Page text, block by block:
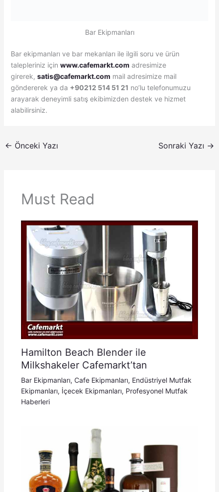
Bar Ekipmanları
Bar ekipmanları ve bar mekanları ile ilgili soru ve ürün
talepleriniz için www.cafemarkt.com adresimize
girerek, satis@cafemarkt.com mail adresimize mail
göndererek ya da +90212 514 51 21 no’lu telefonumuzu
arayarak deneyimli satış ekibimizden destek ve hizmet
alabilirsiniz.
← Önceki Yazı Sonraki Yazı →
Must Read
Hamilton Beach Blender ile
Milkshakeler Cafemarkt’tan
Bar Ekipmanları, Cafe Ekipmanları, Endüstriyel Mutfak
Ekipmanları, İçecek Ekipmanları, Profesyonel Mutfak
Haberleri